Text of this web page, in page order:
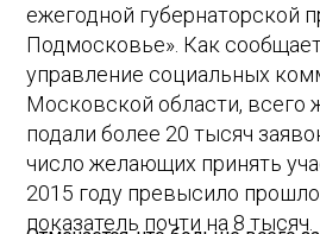
ежегодной губернаторской
Подмосковье». Как
управление социальных
Московской области, всего
подали более 20 тысяч
число желающих принять
2015 году превысило
показатель почти на 8 тысяч.